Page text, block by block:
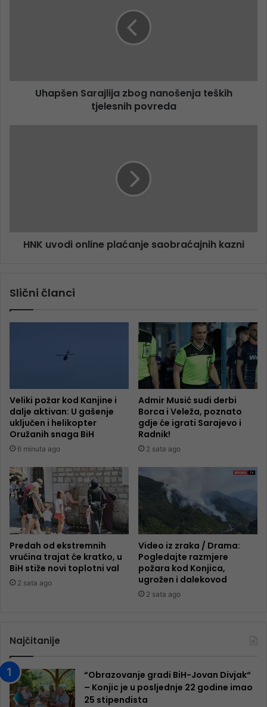
Uhapšen Sarajlija zbog nanošenja teških
tjelesnih povreda
HNK uvodi online plaćanje saobraćajnih kazni
Slični članci
Veliki požar kod Kanjine i
dalje aktivan: U gašenje
uključen i helikopter
Oružanih snaga BiH
6 minuta ago
Admir Musić sudi derbi
Borca i Veleža, poznato
gdje će igrati Sarajevo i
Radnik!
2 sata ago
Predah od ekstremnih
vrućina trajat će kratko, u
BiH stiže novi toplotni val
2 sata ago
Video iz zraka / Drama:
Pogledajte razmjere
požara kod Konjica,
ugrožen i dalekovod
2 sata ago
Najčitanije
“Obrazovanje gradi BiH-Jovan Divjak“
– Konjic je u posljednje 22 godine imao
25 ​​stipendista